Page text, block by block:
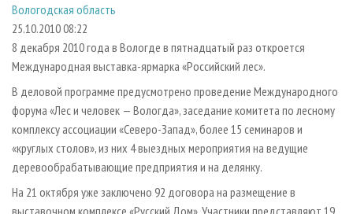
ПРОИЗВОДСТВО ДРЕВЕСНЫХ ПЛИТ
ДЕРЕВЯННОЕ ДОМОСТРОЕНИЕ
ПРОИЗВОДСТВО МЕБЕЛИ
БИОЭНЕРГЕТИКА
ЦБП
ИНСТРУМЕНТ И МАТЕРИАЛЫ
МОБИЛЬНЫЕ ВЫСТАВКИ
ОФИЦИАЛЬНЫЕ ДЕЛЕГАЦИИ
ПРИОРИТЕТНЫЕ ИНВЕСТПРОЕКТЫ
RUSSIAN FORESTRY REVIEW
ГАЗЕТА ЛЕСПРОМФОРУМ
БИБЛИОТЕКА СПЕЦИАЛИСТА
РЕКЛАМА НА САЙТЕ
Вологодская область
25.10.2010 08:22
8 декабря 2010 года в Вологде в пятнадцатый раз откроется
Международная выставка-ярмарка «Российский лес».
В деловой программе предусмотрено проведение Международного
форума «Лес и человек — Вологда», заседание комитета по лесному
комплексу ассоциации «Северо-Запад», более 15 семинаров и
«круглых столов», из них 4 выездных мероприятия на ведущие
деревообрабатывающие предприятия и на делянку.
На 21 октября уже заключено 92 договора на размещение в
выставочном комплексе «Русский Дом». Участники представляют 19